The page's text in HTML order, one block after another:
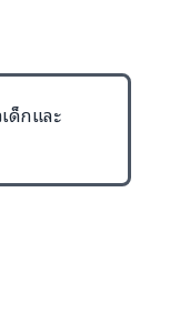
ด็กและ